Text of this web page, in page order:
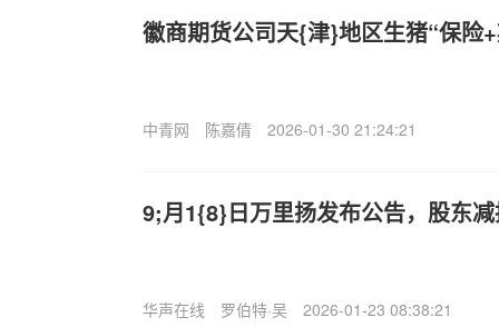
徽商期货公司天{津}地区生猪“保险
中青网 陈嘉倩 2026-01-30 21:24:21
9;月1{8}日万里扬发布公告，股东
华声在线 罗伯特·吴 2026-01-23 08:38:21